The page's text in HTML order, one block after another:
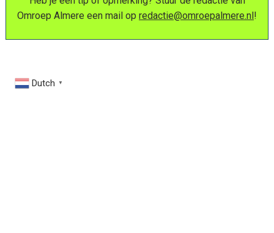
Omroep Almere een mail op redactie@omroepalmere.nl!
Dutch ▼